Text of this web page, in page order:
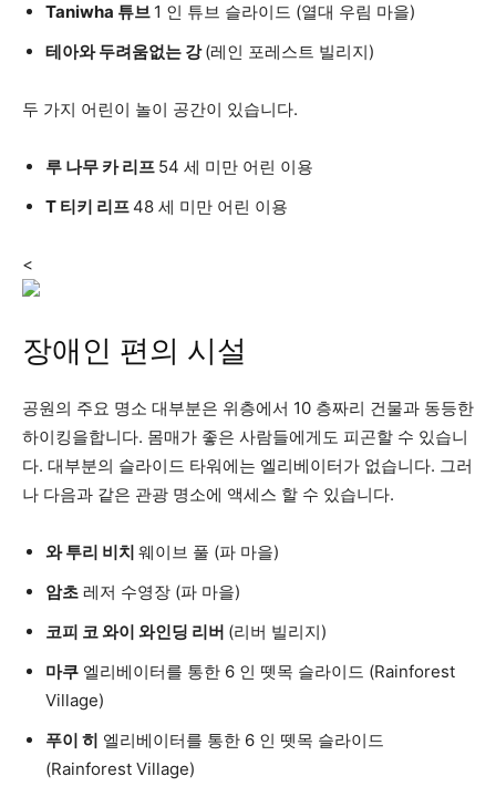
Taniwha 튜브 1 인 튜브 슬라이드 (열대 우림 마을)
테아와 두려움없는 강(레인 포레스트 빌리지)
두 가지 어린이 놀이 공간이 있습니다.
루 나무 카 리프 54 세 미만 어린 이용
T 티키 리프48 세 미만 어린 이용
<
장애인 편의 시설
공원의 주요 명소 대부분은 위층에서 10 층짜리 건물과 동등한
하이킹을합니다. 몸매가 좋은 사람들에게도 피곤할 수 있습니
다. 대부분의 슬라이드 타워에는 엘리베이터가 없습니다. 그러
나 다음과 같은 관광 명소에 액세스 할 수 있습니다.
와 투리 비치 웨이브 풀 (파 마을)
암초 레저 수영장 (파 마을)
코피 코 와이 와인딩 리버 (리버 빌리지)
마쿠 엘리베이터를 통한 6 인 뗏목 슬라이드 (Rainforest
Village)
푸이 히 엘리베이터를 통한 6 인 뗏목 슬라이드
(Rainforest Village)